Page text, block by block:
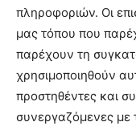
πληροφοριών. Οι
μας τόπου που
παρέχουν τη
χρησιμοποιηθούν
προστηθέντες και
συνεργαζόμενες με